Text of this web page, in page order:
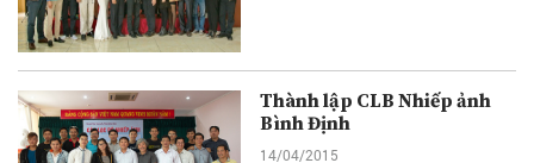
Thành lập CLB Nhiếp ảnh
Bình Định
14/04/2015